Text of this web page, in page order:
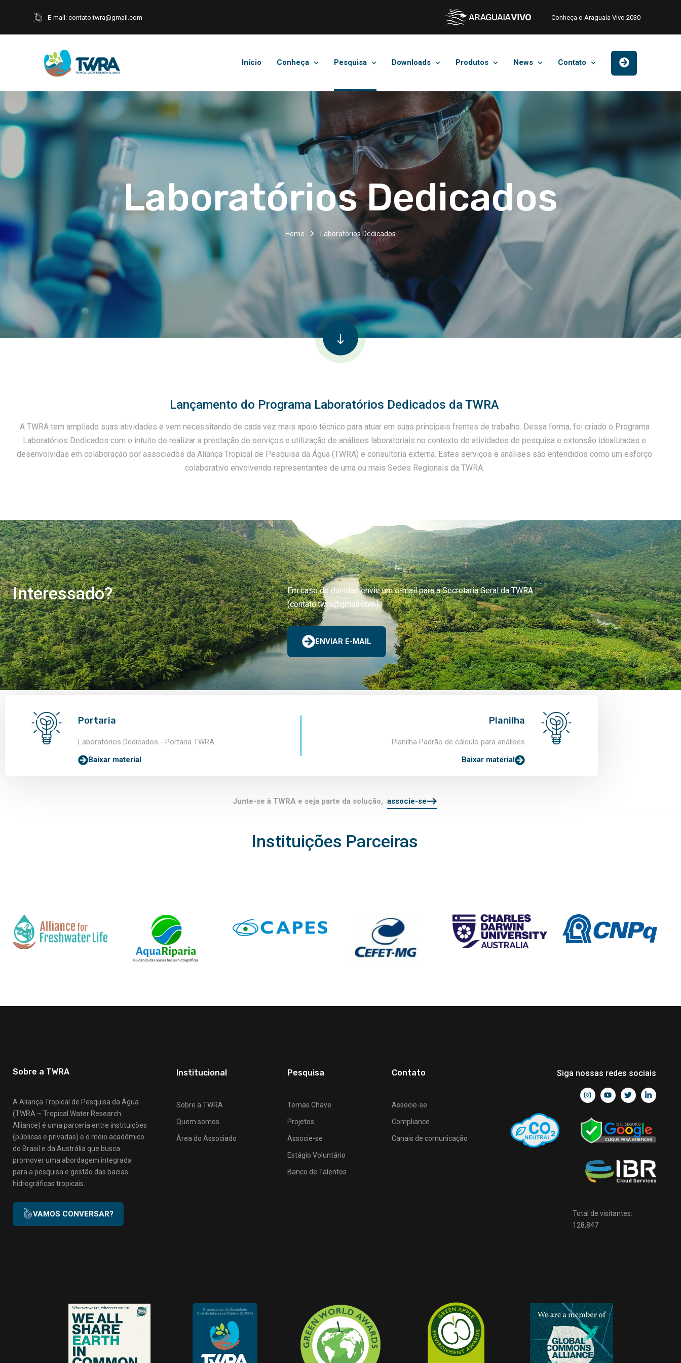
E-mail: contato.twra@gmail.com Conheça o Araguaia Vivo 2030
Início Conheça Pesquisa Downloads Produtos News Contato
Laboratórios Dedicados
Home Laboratórios Dedicados
Lançamento do Programa Laboratórios Dedicados da TWRA
A TWRA tem ampliado suas atividades e vem necessitando de cada vez mais apoio técnico para atuar em suas principais frentes de trabalho. Dessa forma, foi criado o Programa
Laboratórios Dedicados com o intuito de realizar a prestação de serviços e utilização de análises laboratoriais no contexto de atividades de pesquisa e extensão idealizadas e
desenvolvidas em colaboração por associados da Aliança Tropical de Pesquisa da Água (TWRA) e consultoria externa. Estes serviços e análises são entendidos como um esforço
colaborativo envolvendo representantes de uma ou mais Sedes Regionais da TWRA.
Interessado?
Em caso de dúvidas envie um e-mail para a Secretaria Geral da TWRA
(contato.twra@gmail.com).
ENVIAR E-MAIL
Portaria
Laboratórios Dedicados - Portaria TWRA
Baixar material
Planilha
Planilha Padrão de cálculo para análises
Baixar material
Junte-se à TWRA e seja parte da solução, associe-se
Instituições Parceiras
Sobre a TWRA
A Aliança Tropical de Pesquisa da Água
(TWRA – Tropical Water Research
Alliance) é uma parceria entre instituições
(públicas e privadas) e o meio acadêmico
do Brasil e da Austrália que busca
promover uma abordagem integrada
para a pesquisa e gestão das bacias
hidrográficas tropicais.
VAMOS CONVERSAR?
Institucional
Sobre a TWRA
Quem somos
Área do Associado
Pesquisa
Temas Chave
Projetos
Associe-se
Estágio Voluntário
Banco de Talentos
Contato
Associe-se
Compliance
Canais de comunicação
Siga nossas redes sociais
Total de visitantes:
128,847